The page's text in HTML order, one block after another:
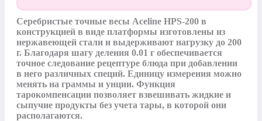
Серебристые точные весы Aceline HPS-200 в
конструкцией в виде платформы изготовлены из
нержавеющей стали и выдерживают нагрузку до 200
г. Благодаря шагу деления 0.01 г обеспечивается
точное следование рецептуре блюда при добавлении
в него различных специй. Единицу измерения можно
менять на граммы и унции. Функция
тарокомпенсации позволяет взвешивать жидкие и
сыпучие продукты без учета тары, в которой они
располагаются.